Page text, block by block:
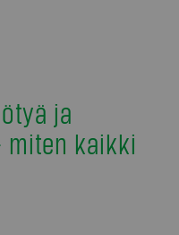
ja
miten kaikki